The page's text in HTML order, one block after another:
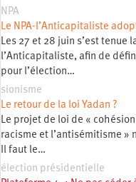
NPA
Le NPA-l’Anticapitaliste
Les 27 et 28 juin s’est tenue
l’Anticapitaliste, afin de
pour l’élection…
sionisme
Le retour de la loi Yadan ?
Le projet de loi de «
racisme et l’antisémitisme »
Il faut le…
élection présidentielle